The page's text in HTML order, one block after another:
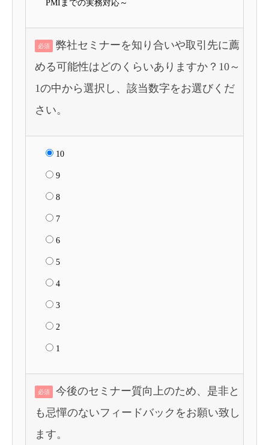
PMIまでの実務対応～
必須
弊社セミナーを知り合いや取引先に薦
める可能性はどのくらいありますか？10～
1の中から選択し、該当数字をお選びくだ
さい。
10
9
8
7
6
5
4
3
2
1
必須
今後のセミナー質向上のため、是非と
も忌憚のないフィードバックをお願い致し
ます。